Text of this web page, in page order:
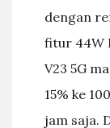
dengan
fitur 44W
V23 5G
15% ke
jam saja.